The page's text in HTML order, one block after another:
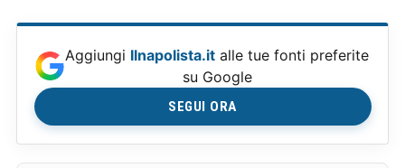
Aggiungi Ilnapolista.it alle tue fonti preferite
su Google
SEGUI ORA